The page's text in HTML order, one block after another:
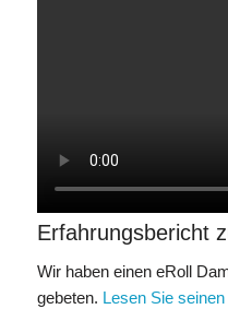
Erfahrungsbericht
Wir haben einen eRoll
gebeten. Lesen Sie